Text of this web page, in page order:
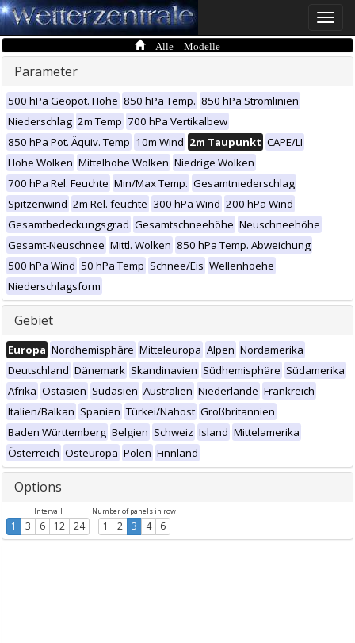
Toggle
Alle Modelle
Parameter
500 hPa Geopot. Höhe 850 hPa Temp. 850 hPa Stromlinien
Niederschlag 2m Temp 700 hPa Vertikalbew
850 hPa Pot. Äquiv. Temp 10m Wind 2m Taupunkt CAPE/LI
Hohe Wolken Mittelhohe Wolken Niedrige Wolken
700 hPa Rel. Feuchte Min/Max Temp. Gesamtniederschlag
Spitzenwind 2m Rel. feuchte 300 hPa Wind 200 hPa Wind
Gesamtbedeckungsgrad Gesamtschneehöhe Neuschneehöhe
Gesamt-Neuschnee Mittl. Wolken 850 hPa Temp. Abweichung
500 hPa Wind 50 hPa Temp Schnee/Eis Wellenhoehe
Niederschlagsform
Gebiet
Europa Nordhemisphäre Mitteleuropa Alpen Nordamerika
Deutschland Dänemark Skandinavien Südhemisphäre Südamerika
Afrika Ostasien Südasien Australien Niederlande Frankreich
Italien/Balkan Spanien Türkei/Nahost Großbritannien
Baden Württemberg Belgien Schweiz Island Mittelamerika
Österreich Osteuropa Polen Finnland
Options
Intervall
1 3 6 12 24
Number of panels in row
1 2 3 4 6